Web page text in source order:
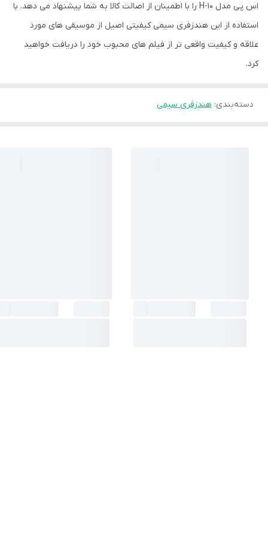
اس پی مدل H-10 را با اطمینان از اصالت کالا به شما پیشنهاد می دهد. با
استفاده از این هندزفری سیمی کیفیتی اصیل از موسیقی های مورد
علاقه و کیفیت واقعی تر از فیلم های محبوب خود را دریافت خواهید
کرد.
دسته‌بندی: هندزفری سیمی